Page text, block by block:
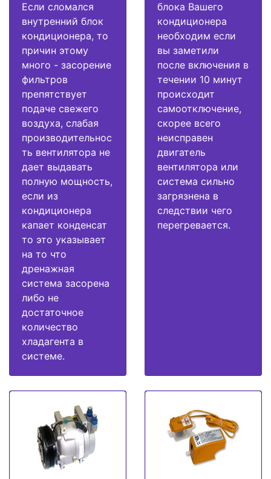
Если сломался
внутренний блок
кондиционера, то
причин этому
много - засорение
фильтров
препятствует
подаче свежего
воздуха, слабая
производительнос
ть вентилятора не
дает выдавать
полную мощность,
если из
кондиционера
капает конденсат
то это указывает
на то что
дренажная
система засорена
либо не
достаточное
количество
хладагента в
системе.
блока Вашего
кондиционера
необходим если
вы заметили
после включения в
течении 10 минут
происходит
самоотключение,
скорее всего
неисправен
двигатель
вентилятора или
система сильно
загрязнена в
следствии чего
перегревается.